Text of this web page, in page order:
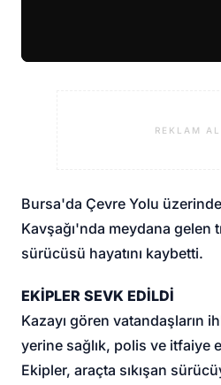
REKLAM
Bursa'da Çevre Yolu
Kavşağı'nda meydana gelen
sürücüsü hayatını kaybetti.
EKİPLER SEVK EDİLDİ
Kazayı gören vatandaşların
yerine sağlık, polis ve itfaiye
Ekipler, araçta sıkışan